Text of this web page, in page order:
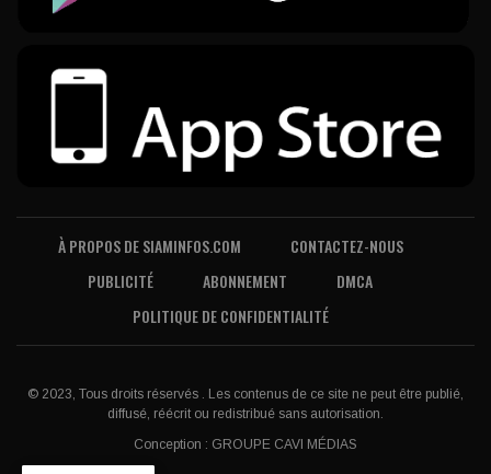
À PROPOS DE SIAMINFOS.COM
CONTACTEZ-NOUS
PUBLICITÉ
ABONNEMENT
DMCA
POLITIQUE DE CONFIDENTIALITÉ
© 2023, Tous droits réservés . Les contenus de ce site ne peut être publié,
diffusé, réécrit ou redistribué sans autorisation.
Conception : GROUPE CAVI MÉDIAS